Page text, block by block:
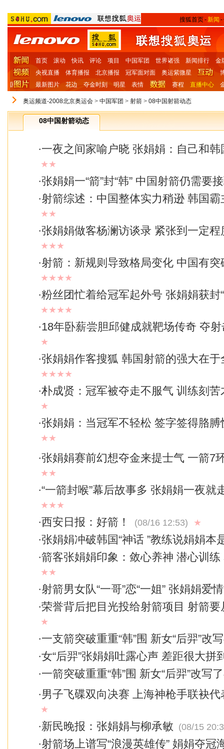
搜狐首页- 新闻 -
首页 滚动 快讯 评论 项目 中国军团 世界诸强 新闻排行
金
央视直播
体育播报 北京播报 冠军面对面 奥运紫微星
国
最新图片 花边 夺金时刻 明星 表情 赛程 直播中心
奥运频道-2008北京奥运会 > 中国军团 > 射箭 > 08中国射箭动态
08中国射箭动态
·一夜之间家喻户晓 张娟娟：自己和
★★
·张娟娟一“箭”封“韩” 中国射箭仍需要
·射箭综述：中国整体实力稍逊 韩国
★★
·张娟娟做客杨澜访谈录 紧张到一定程
★★★
·射箭：新规则导致格局变化 中国有
★★★★
·粉丝团忙着给冠军起外号 张娟娟获封
★★★★
·18年卧薪尝胆邱健成就靶场传奇 夺
★
·张娟娟作客搜狐 韩国射箭的强大在于
★★★★
·朴成贤：冠军被夺走不服气 训练刻苦
★
·张娟娟：当冠军不轻松 签字签得胳膊
★★
·张娟娟赛前幻想夺金来提士气 一箭7
★★
·“一箭封喉”幕后故事多 张娟娟一夜就
★★★
·西安日报：好箭！ (08/16 12:53) ★
·张娟娟冲破韩国“神话 ”教练说娟娟本
·箭客张娟娟印象：敛心养神 潜心训练
★★
·射箭男女队“一哥”恋“一姐” 张娟娟爱
·荣誉背后把目光投给射箭项目 射箭要
★
·一支箭突破重重“韩”围 新女“后羿”改
·女“后羿”张娟娟吐露心声 差距很大拼
·一箭突破重重“韩”围 新女“后羿”改写
·男子飞碟双向决赛 上海神枪手联袂
★
·新民晚报：张娟娟与柳承敏 (08/15
·射箭场上谱写“浪漫英雄传” 娟娟夺冠